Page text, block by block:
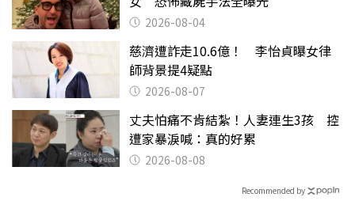
2026-08-04
慈濟遭詐走10.6億！ 李怡貞曝女律
師背景提4疑點
2026-08-07
丈夫怕痛不肯結紮！人妻連生3孩 控
遭家暴淚喊：真的好累
2026-08-08
Recommended by